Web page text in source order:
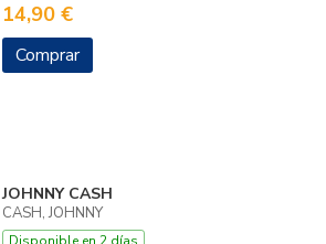
14,90 €
Comprar
JOHNNY CASH
CASH, JOHNNY
Disponible en 2 días